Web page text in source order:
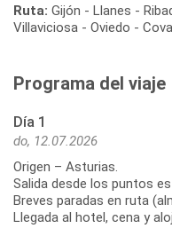
Ruta: Gijón - Llanes -
Villaviciosa - Oviedo -
Programa del viaje
Día 1
do, 12.07.2026
Origen – Asturias.
Salida desde los puntos
Breves paradas en ruta